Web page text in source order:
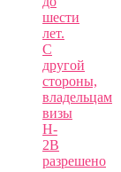
шести
лет.
С
другой
стороны,
владельцам
визы
H-
2B
разрешено